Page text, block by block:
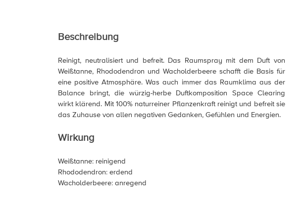
Beschreibung
Reinigt, neutralisiert und befreit. Das Raumspray mit dem Duft von
Weißtanne, Rhododendron und Wacholderbeere schafft die Basis für
eine positive Atmosphäre. Was auch immer das Raumklima aus der
Balance bringt, die würzig-herbe Duftkomposition Space Clearing
wirkt klärend. Mit 100% naturreiner Pflanzenkraft reinigt und befreit sie
das Zuhause von allen negativen Gedanken, Gefühlen und Energien.
Wirkung
Weißtanne: reinigend
Rhododendron: erdend
Wacholderbeere: anregend